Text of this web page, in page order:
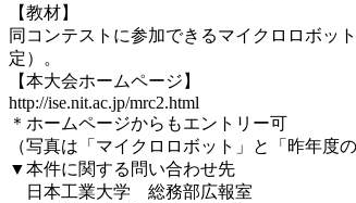
【教材】
同コンテストに参加できるマイクロロボッ
定）。
【本大会ホームページ】
http://ise.nit.ac.jp/mrc2.html
＊ホームページからもエントリー可
（写真は「マイクロロボット」と「昨年度
▼本件に関する問い合わせ先
日本工業大学 総務部広報室